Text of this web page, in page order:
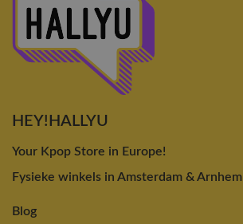
HEY!HALLYU
Your Kpop Store in Europe!
Fysieke winkels in Amsterdam & Arnhem
Blog